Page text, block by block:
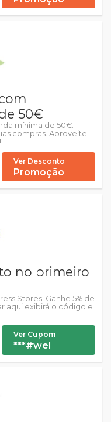
50€
mínima de 50€.
compras. Aproveite
Ver Desconto
Promoção
no primeiro
Stores: Ganhe 5% de
aqui exibirá o código e
Ver Cupom
***#wel